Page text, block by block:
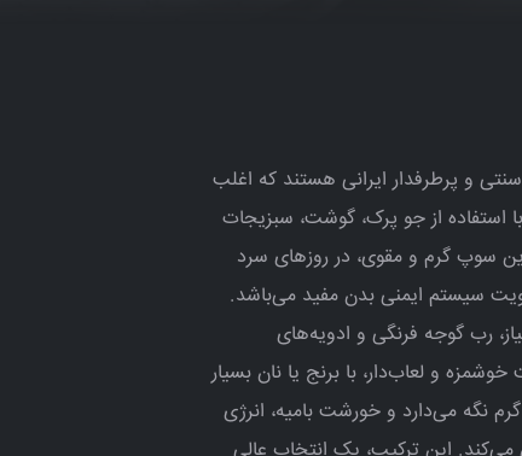
و پرطرفدار ایرانی هستند که اغلب
از جو پرک، گوشت، سبزیجات
سوپ گرم و مقوی، در روزهای سرد
سیستم ایمنی بدن مفید می‌باشد.
رب گوجه فرنگی و ادویه‌های
و لعاب‌دار، با برنج یا نان بسیار
می‌دارد و خورشت بامیه، انرژی